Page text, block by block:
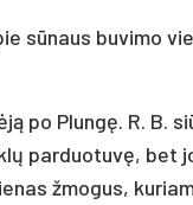
sūnaus buvimo
po Plungę. R.
parduotuvę,
žmogus,